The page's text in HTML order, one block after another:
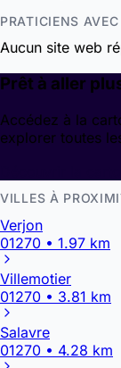
PRATICIENS
Aucun site web
Prêt à aller
Accédez à la
explorer toutes
VILLES À
Verjon
01270 • 1.97 km
Villemotier
01270 • 3.81 km
Salavre
01270 • 4.28 km